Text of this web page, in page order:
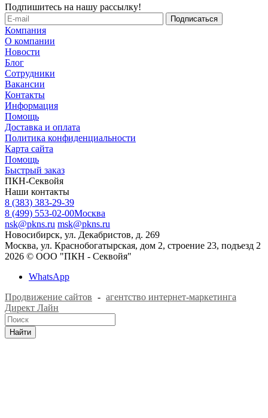
Подпишитесь на нашу рассылку!
Компания
О компании
Новости
Блог
Сотрудники
Вакансии
Контакты
Информация
Помощь
Доставка и оплата
Политика конфиденциальности
Карта сайта
Помощь
Быстрый заказ
ПКН-Секвойя
Наши контакты
8 (383) 383-29-39
8 (499) 553-02-00Москва
nsk@pkns.ru msk@pkns.ru
Новосибирск, ул. Декабристов, д. 269
Москва, ул. Краснобогатырская, дом 2, строение 23, подъезд 2
2026 © ООО "ПКН - Секвойя"
WhatsApp
Продвижение сайтов - агентство интернет-маркетинга
Директ Лайн
Найти